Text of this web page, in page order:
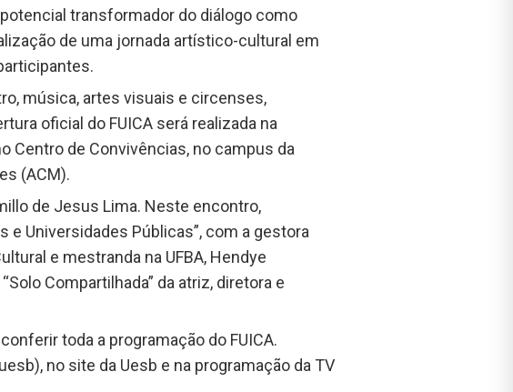
transformador do diálogo como
de uma jornada artístico-cultural em
música, artes visuais e circenses,
oficial do FUICA será realizada na
Centro de Convivências, no campus da
(ACM).
de Jesus Lima. Neste encontro,
e Universidades Públicas”, com a gestora
e mestranda na UFBA, Hendye
Compartilhada” da atriz, diretora e
toda a programação do FUICA.
no site da Uesb e na programação da TV